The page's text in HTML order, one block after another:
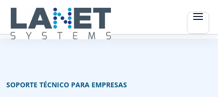
SOPORTE TÉCNICO PARA EMPRESAS